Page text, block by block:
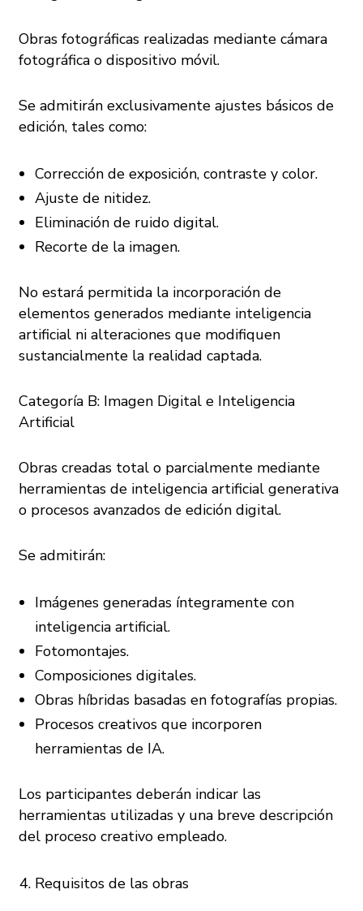
Obras fotográficas realizadas mediante cámara
fotográfica o dispositivo móvil.
Se admitirán exclusivamente ajustes básicos de
edición, tales como:
Corrección de exposición, contraste y color.
Ajuste de nitidez.
Eliminación de ruido digital.
Recorte de la imagen.
No estará permitida la incorporación de
elementos generados mediante inteligencia
artificial ni alteraciones que modifiquen
sustancialmente la realidad captada.
Categoría B: Imagen Digital e Inteligencia
Artificial
Obras creadas total o parcialmente mediante
herramientas de inteligencia artificial generativa
o procesos avanzados de edición digital.
Se admitirán:
Imágenes generadas íntegramente con
inteligencia artificial.
Fotomontajes.
Composiciones digitales.
Obras híbridas basadas en fotografías propias.
Procesos creativos que incorporen
herramientas de IA.
Los participantes deberán indicar las
herramientas utilizadas y una breve descripción
del proceso creativo empleado.
Requisitos de las obras